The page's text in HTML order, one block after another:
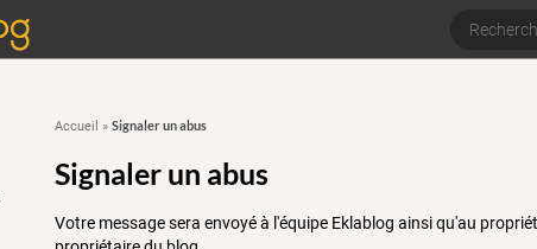
Accueil » Signaler un abus
Signaler un abus
Votre message sera envoyé à l'équipe Eklablog ainsi qu'au